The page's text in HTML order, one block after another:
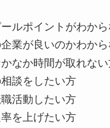
ルポイントがわか
業が良いのかわか
なか時間が取れな
談をしたい方
活動したい方
を上げたい方